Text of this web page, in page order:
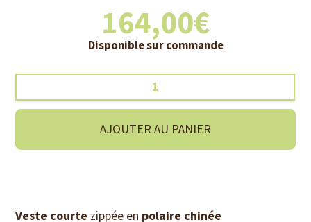
164,00€
Disponible sur commande
de
pampeline
/
AJOUTER AU PANIER
Veste courte zippée en polaire chinée